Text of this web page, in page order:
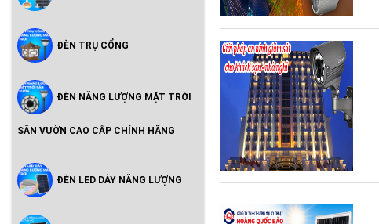
Hoàng Quốc Bảo - Độ Sáng Cao,
ĐÈN TRỤ CỔNG
ĐÈN NĂNG LƯỢNG MẶT TRỜI
SÂN VƯỜN CAO CẤP CHÍNH HÃNG
ĐÈN LED DÂY NĂNG LƯỢNG